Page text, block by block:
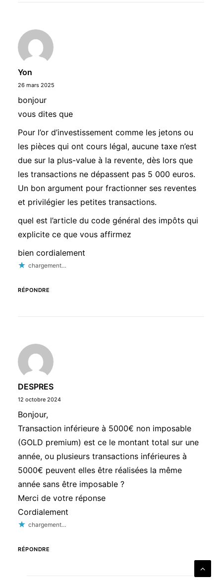
Yon
26 mars 2025
bonjour
vous dites que
Pour l’or d’investissement comme les jetons ou
les pièces qui ont cours légal, aucune taxe n’est
due sur la plus-value à la revente, dès lors que
les transactions ne dépassent pas 5 000 euros.
Un bon argument pour fractionner ses reventes
et privilégier les petites transactions.
quel est l’article du code général des impôts qui
explicite ce que vous affirmez
bien cordialement
chargement…
RÉPONDRE
DESPRES
12 octobre 2024
Bonjour,
Transaction inférieure à 5000€ non imposable
(GOLD premium) est ce le montant total sur une
année, ou plusieurs transactions inférieures à
5000€ peuvent elles être réalisées la même
année sans être imposable ?
Merci de votre réponse
Cordialement
chargement…
RÉPONDRE